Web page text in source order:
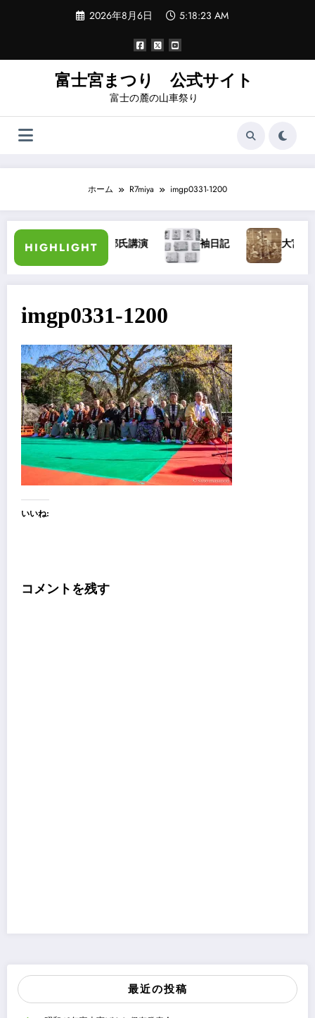
ツ
2026年8月6日 5:18:23 AM
富士宮まつり 公式サイト
富士の麓の山車祭り
ホーム R7miya imgp0331-1200
HIGHLIGHT
加藤長三郎氏講演 袖日記 大宮浅間秋
imgp0331-1200
いいね:
コメントを残す
最近の投稿